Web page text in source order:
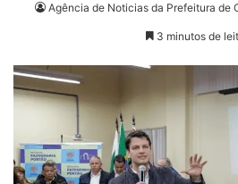
Agência de Noticias da Prefeitura de
3 minutos de